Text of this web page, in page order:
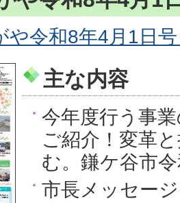
や令和8年4月1日
主な内容
今年度行う事
ご紹介！変革
む。鎌ケ谷市
市長メッセージ